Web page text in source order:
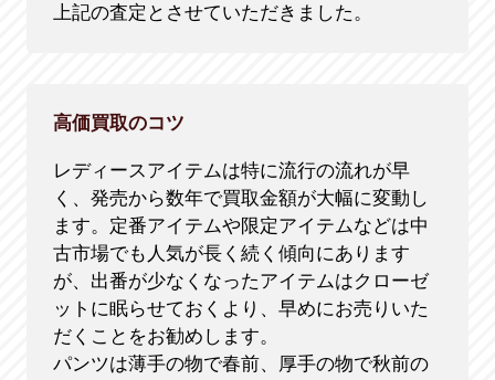
上記の査定とさせていただきました。
高価買取のコツ
レディースアイテムは特に流行の流れが早
く、発売から数年で買取金額が大幅に変動し
ます。定番アイテムや限定アイテムなどは中
古市場でも人気が長く続く傾向にあります
が、出番が少なくなったアイテムはクローゼ
ットに眠らせておくより、早めにお売りいた
だくことをお勧めします。
パンツは薄手の物で春前、厚手の物で秋前の